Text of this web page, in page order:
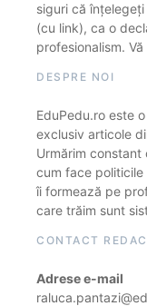
siguri că
(cu link), ca o
profesionalism.
DESPRE NOI
EduPedu.ro este
exclusiv articole
Urmărim
cum face
îi formează pe
care trăim sunt
CONTACT
Adrese e-mail